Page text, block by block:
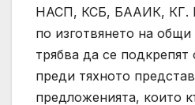
НАСП, КСБ, БААИК, КГ.
по изготвянето на
трябва да се подкрепят
преди тяхното
предложенията, които